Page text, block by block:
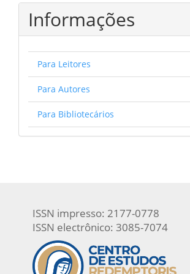
Informações
Para Leitores
Para Autores
Para Bibliotecários
ISSN impresso: 2177-0778
ISSN electrônico: 3085-7074